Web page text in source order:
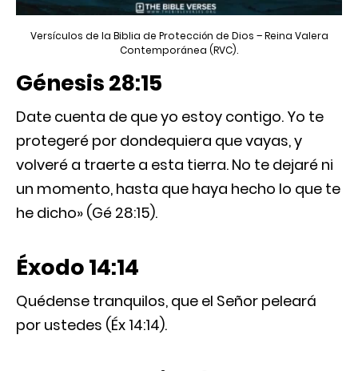
Versículos de la Biblia de Protección de Dios – Reina Valera
Contemporánea (RVC).
Génesis 28:15
Date cuenta de que yo estoy contigo. Yo te
protegeré por dondequiera que vayas, y
volveré a traerte a esta tierra. No te dejaré ni
un momento, hasta que haya hecho lo que te
he dicho» (Gé 28:15).
Éxodo 14:14
Quédense tranquilos, que el Señor peleará
por ustedes (Éx 14:14).